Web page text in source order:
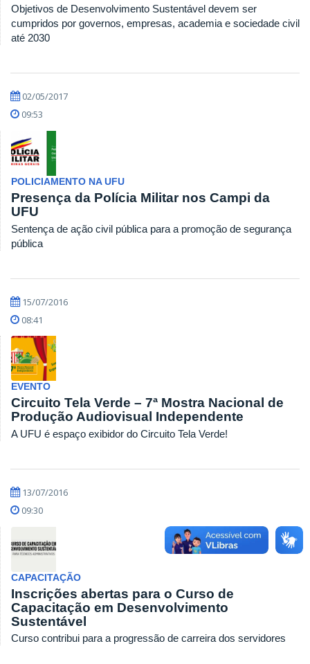
Objetivos de Desenvolvimento Sustentável devem ser
cumpridos por governos, empresas, academia e sociedade civil
até 2030
02/05/2017
09:53
POLICIAMENTO NA UFU
Presença da Polícia Militar nos Campi da
UFU
Sentença de ação civil pública para a promoção de segurança
pública
15/07/2016
08:41
EVENTO
Circuito Tela Verde – 7ª Mostra Nacional de
Produção Audiovisual Independente
A UFU é espaço exibidor do Circuito Tela Verde!
13/07/2016
09:30
CAPACITAÇÃO
Inscrições abertas para o Curso de
Capacitação em Desenvolvimento
Sustentável
Curso contribui para a progressão de carreira dos servidores